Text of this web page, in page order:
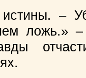
–
ложь.»